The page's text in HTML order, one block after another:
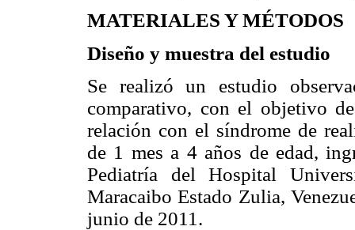
MATERIALES Y MÉTODOS
Diseño y muestra del estudio
Se realizó un estudio
comparativo, con el objetivo
relación con el síndrome de
de 1 mes a 4 años de edad,
Pediatría del Hospital
Maracaibo Estado Zulia,
junio de 2011.